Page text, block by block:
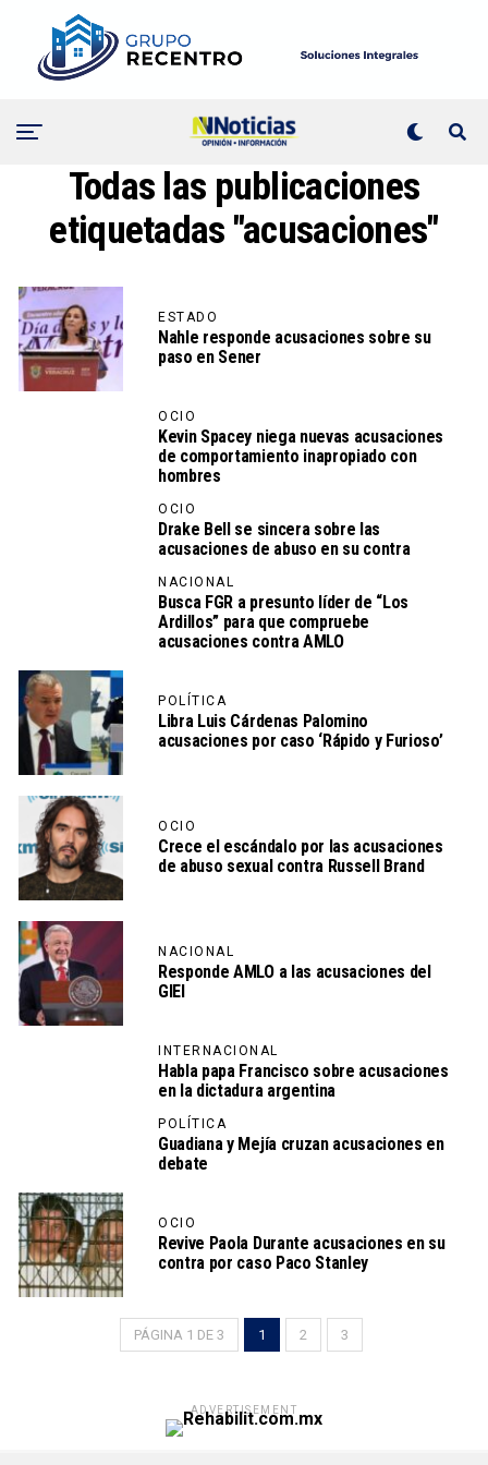
Todas las publicaciones
etiquetadas "acusaciones"
ESTADO
Nahle responde acusaciones sobre su
paso en Sener
OCIO
Kevin Spacey niega nuevas acusaciones
de comportamiento inapropiado con
hombres
OCIO
Drake Bell se sincera sobre las
acusaciones de abuso en su contra
NACIONAL
Busca FGR a presunto líder de “Los
Ardillos” para que compruebe
acusaciones contra AMLO
POLÍTICA
Libra Luis Cárdenas Palomino
acusaciones por caso ‘Rápido y Furioso’
OCIO
Crece el escándalo por las acusaciones
de abuso sexual contra Russell Brand
NACIONAL
Responde AMLO a las acusaciones del
GIEI
INTERNACIONAL
Habla papa Francisco sobre acusaciones
en la dictadura argentina
POLÍTICA
Guadiana y Mejía cruzan acusaciones en
debate
OCIO
Revive Paola Durante acusaciones en su
contra por caso Paco Stanley
PÁGINA 1 DE 3 1 2 3
ADVERTISEMENT